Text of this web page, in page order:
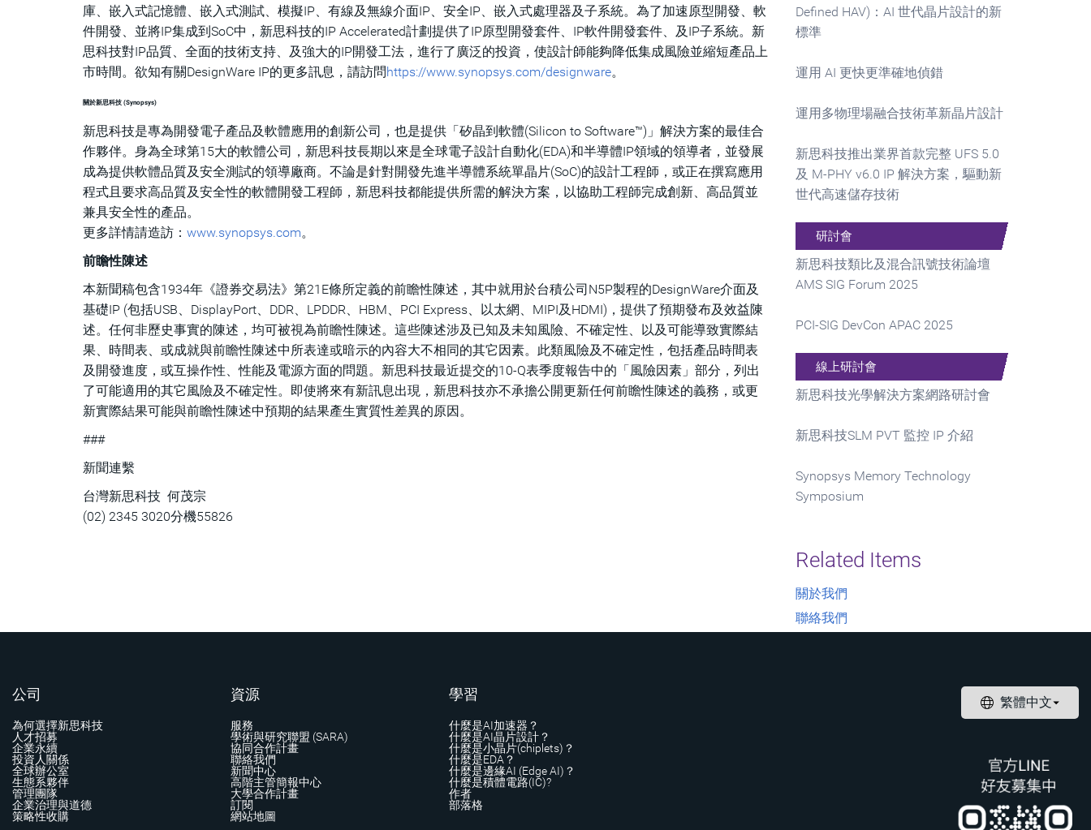
庫、嵌入式記憶體、嵌入式測試、模擬IP、有線及無線介面IP、安全IP、嵌入式處理器及子系統。為了加速原型開發、軟
件開發、並將IP集成到SoC中，新思科技的IP Accelerated計劃提供了IP原型開發套件、IP軟件開發套件、及IP子系統。新
思科技對IP品質、全面的技術支持、及強大的IP開發工法，進行了廣泛的投資，使設計師能夠降低集成風險並縮短產品上
市時間。欲知有關DesignWare IP的更多訊息，請訪問https://www.synopsys.com/designware。
關於新思科技 (Synopsys)
新思科技是專為開發電子產品及軟體應用的創新公司，也是提供「矽晶到軟體(Silicon to Software™)」解決方案的最佳合
作夥伴。身為全球第15大的軟體公司，新思科技長期以來是全球電子設計自動化(EDA)和半導體IP領域的領導者，並發展
成為提供軟體品質及安全測試的領導廠商。不論是針對開發先進半導體系統單晶片(SoC)的設計工程師，或正在撰寫應用
程式且要求高品質及安全性的軟體開發工程師，新思科技都能提供所需的解決方案，以協助工程師完成創新、高品質並
兼具安全性的產品。
更多詳情請造訪： www.synopsys.com。
前瞻性陳述
本新聞稿包含1934年《證券交易法》第21E條所定義的前瞻性陳述，其中就用於台積公司N5P製程的DesignWare介面及
基礎IP (包括USB、DisplayPort、DDR、LPDDR、HBM、PCI Express、以太網、MIPI及HDMI)，提供了預期發布及效益陳
述。任何非歷史事實的陳述，均可被視為前瞻性陳述。這些陳述涉及已知及未知風險、不確定性、以及可能導致實際結
果、時間表、或成就與前瞻性陳述中所表達或暗示的內容大不相同的其它因素。此類風險及不確定性，包括產品時間表
及開發進度，或互操作性、性能及電源方面的問題。新思科技最近提交的10-Q表季度報告中的「風險因素」部分，列出
了可能適用的其它風險及不確定性。即使將來有新訊息出現，新思科技亦不承擔公開更新任何前瞻性陳述的義務，或更
新實際結果可能與前瞻性陳述中預期的結果產生實質性差異的原因。
###
新聞連繫
台灣新思科技 何茂宗
(02) 2345 3020分機55826
Defined HAV)：AI 世代晶片設計的新
標準
運用 AI 更快更準確地偵錯
運用多物理場融合技術革新晶片設計
新思科技推出業界首款完整 UFS 5.0
及 M-PHY v6.0 IP 解決方案，驅動新
世代高速儲存技術
研討會
新思科技類比及混合訊號技術論壇
AMS SIG Forum 2025
PCI-SIG DevCon APAC 2025
線上研討會
新思科技光學解決方案網路研討會
新思科技SLM PVT 監控 IP 介紹
Synopsys Memory Technology
Symposium
Related Items
關於我們
聯絡我們
公司
為何選擇新思科技
人才招募
企業永續
投資人關係
全球辦公室
生態系夥伴
管理團隊
企業治理與道德
策略性收購
資源
服務
學術與研究聯盟 (SARA)
協同合作計畫
聯絡我們
新聞中心
高階主管簡報中心
大學合作計畫
訂閱
網站地圖
學習
什麼是AI加速器？
什麼是AI晶片設計？
什麼是小晶片(chiplets)？
什麼是EDA？
什麼是邊緣AI (Edge AI)？
什麼是積體電路(IC)?
作者
部落格